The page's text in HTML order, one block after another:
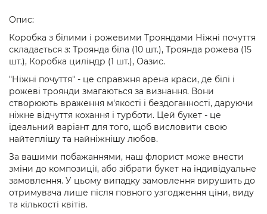
Опис:
Коробка з білими і рожевими Трояндами Ніжні почуття
складається з: Троянда біла (10 шт.), Троянда рожева (15
шт.), Коробка циліндр (1 шт.), Оазис.
"Ніжні почуття" - це справжня арена краси, де білі і
рожеві троянди змагаються за визнання. Вони
створюють враження м'якості і бездоганності, даруючи
ніжне відчуття кохання і турботи. Цей букет - це
ідеальний варіант для того, щоб висловити свою
найтеплішу та найніжнішу любов.
За вашими побажаннями, наш флорист може внести
зміни до композиції, або зібрати букет на індивідуальне
замовлення. У цьому випадку замовлення вирушить до
отримувача лише після повного узгодження ціни, виду
та кількості квітів.